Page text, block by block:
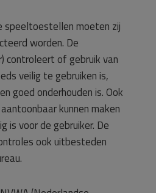
speeltoestellen moeten zij
worden. De
controleert of gebruik van
veilig te gebruiken is,
goed onderhouden is. Ook
kunnen maken
is voor de gebruiker. De
ook uitbesteden